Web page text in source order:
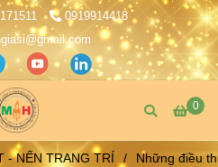
0919914418
0
- NẾN TRANG TRÍ / Những điều